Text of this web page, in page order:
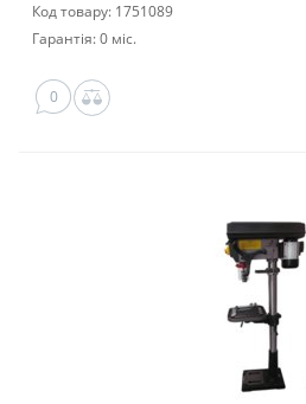
Код товару: 1751089
Гарантія: 0 міс.
0